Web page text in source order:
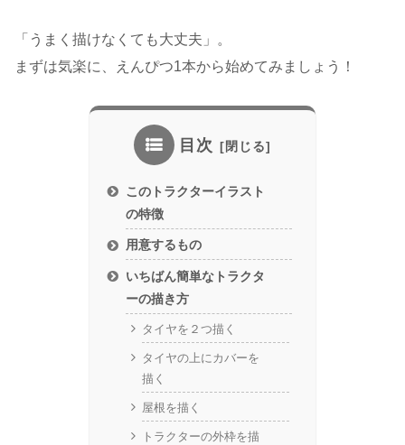
「うまく描けなくても大丈夫」。
まずは気楽に、えんぴつ1本から始めてみましょう！
目次
このトラクターイラスト
の特徴
用意するもの
いちばん簡単なトラクタ
ーの描き方
タイヤを２つ描く
タイヤの上にカバーを
描く
屋根を描く
トラクターの外枠を描